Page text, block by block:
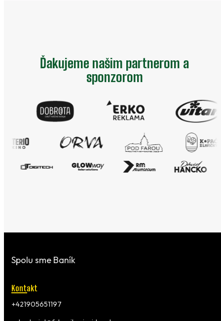
Ďakujeme našim partnerom a
sponzorom
Spolu sme Baník
Kontakt
+421905651197